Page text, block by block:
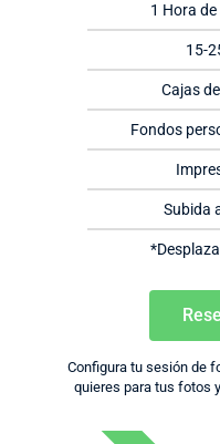
1 Hora
15-
Cajas
Fondos
Subida
Configura tu sesión de
quieres para tus fotos